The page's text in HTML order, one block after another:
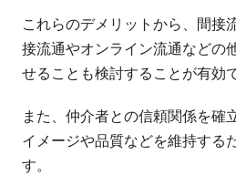
これらのデメリットから、間接
接流通やオンライン流通などの
せることも検討することが有効
また、仲介者との信頼関係を確
イメージや品質などを維持する
す。